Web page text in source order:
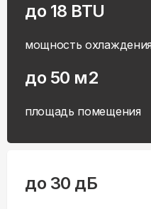
до 18 BTU
мощность охлаждения
до 50 м2
площадь помещения
до 30 дБ